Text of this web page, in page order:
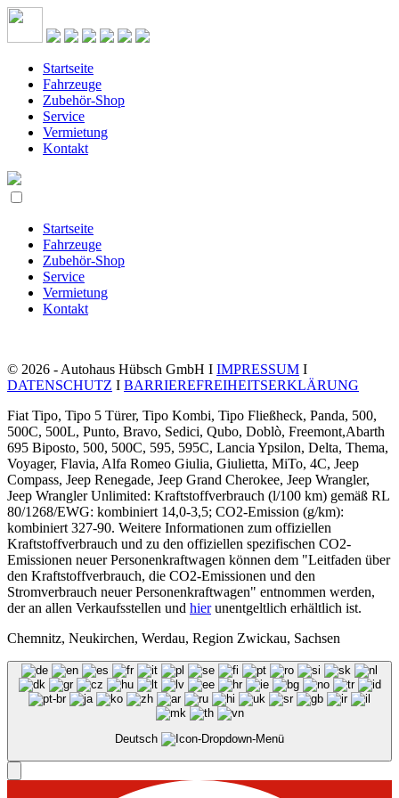
Startseite
Fahrzeuge
Zubehör-Shop
Service
Vermietung
Kontakt
Startseite
Fahrzeuge
Zubehör-Shop
Service
Vermietung
Kontakt
© 2026 - Autohaus Hübsch GmbH I IMPRESSUM I
DATENSCHUTZ I BARRIEREFREIHEITSERKLÄRUNG
Fiat Tipo, Tipo 5 Türer, Tipo Kombi, Tipo Fließheck, Panda, 500,
500C, 500L, Punto, Bravo, Sedici, Qubo, Doblò, Freemont,Abarth
695 Biposto, 500, 500C, 595, 595C, Lancia Ypsilon, Delta, Thema,
Voyager, Flavia, Alfa Romeo Giulia, Giulietta, MiTo, 4C, Jeep
Compass, Jeep Renegade, Jeep Grand Cherokee, Jeep Wrangler,
Jeep Wrangler Unlimited: Kraftstoffverbrauch (l/100 km) gemäß RL
80/1268/EWG: kombiniert 14,0-3,5; CO2-Emission (g/km):
kombiniert 327-90. Weitere Informationen zum offiziellen
Kraftstoffverbrauch und zu den offiziellen spezifischen CO2-
Emissionen neuer Personenkraftwagen können dem "Leitfaden über
den Kraftstoffverbrauch, die CO2-Emissionen und den
Stromverbrauch neuer Personenkraftwagen" entnommen werden,
der an allen Verkaufsstellen und hierunentgeltlich erhältlich ist.
Chemnitz, Neukirchen, Werdau, Region Zwickau, Sachsen
Deutsch